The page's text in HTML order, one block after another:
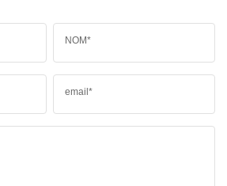
NOM*
email*